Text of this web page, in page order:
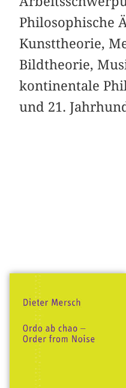
Philosophische
Kunsttheorie,
Bildtheorie,
kontinentale
und 21.